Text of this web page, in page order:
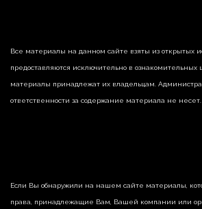
Все материалы на данном сайте взяты из открытых
предоставляются исключительно в ознакомительных
материалы принадлежат их владельцам.
ответственности за содержание материала не несет.
Если Вы обнаружили на нашем сайте материалы,
права, принадлежащие Вам, Вашей компании или